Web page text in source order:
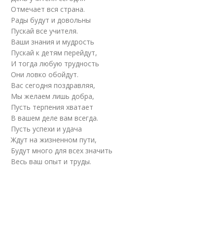
Отмечает вся страна.
Рады будут и довольны
Пускай все учителя.
Ваши знания и мудрость
Пускай к детям перейдут,
И тогда любую трудность
Они ловко обойдут.
Вас сегодня поздравляя,
Мы желаем лишь добра,
Пусть терпения хватает
В вашем деле вам всегда.
Пусть успехи и удача
Ждут на жизненном пути,
Будут много для всех значить
Весь ваш опыт и труды.